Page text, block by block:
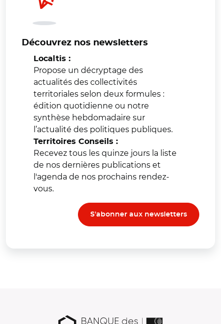
Découvrez nos newsletters
Localtis :
Propose un décryptage des
actualités des collectivités
territoriales selon deux formules :
édition quotidienne ou notre
synthèse hebdomadaire sur
l’actualité des politiques publiques.
Territoires Conseils :
Recevez tous les quinze jours la liste
de nos dernières publications et
l'agenda de nos prochains rendez-
vous.
S'abonner aux newsletters